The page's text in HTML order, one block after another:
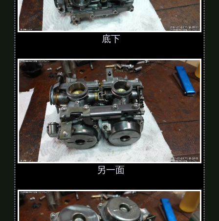
底下
另一面